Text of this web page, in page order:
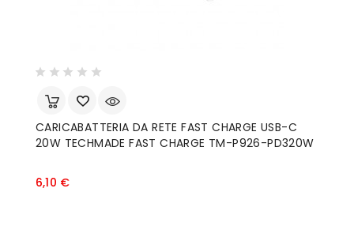
CARICABATTERIA DA RETE FAST CHARGE USB-C
20W TECHMADE FAST CHARGE TM-P926-PD320W
6,10 €Prezzo